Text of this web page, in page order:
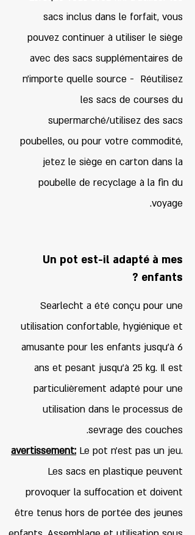
sacs inclus dans le forfait, vous
pouvez continuer à utiliser le siège
avec des sacs supplémentaires de
n'importe quelle source - Réutilisez
les sacs de courses du
supermarché/utilisez des sacs
poubelles, ou pour votre commodité,
jetez le siège en carton dans la
poubelle de recyclage à la fin du
voyage.
Un pot est-il adapté à mes
enfants ?
Searlecht a été conçu pour une
utilisation confortable, hygiénique et
amusante pour les enfants jusqu'à 6
ans et pesant jusqu'à 25 kg. Il est
particulièrement adapté pour une
utilisation dans le processus de
sevrage des couches.
avertissement: Le pot n'est pas un jeu.
Les sacs en plastique peuvent
provoquer la suffocation et doivent
être tenus hors de portée des jeunes